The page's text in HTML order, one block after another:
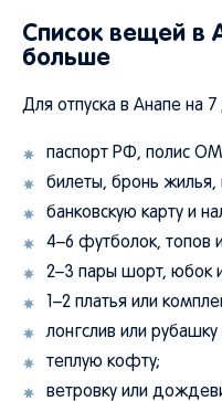
Список вещей в
больше
Для отпуска в Анапе на
паспорт РФ, полис
билеты, бронь жилья,
банковскую карту и
4–6 футболок, топов
2–3 пары шорт, юбок
1–2 платья или
лонгслив или
теплую кофту;
ветровку или